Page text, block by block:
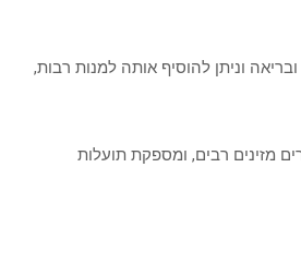
וניתן להוסיף אותה למנות רבות,
מזינים רבים, ומספקת תועלות